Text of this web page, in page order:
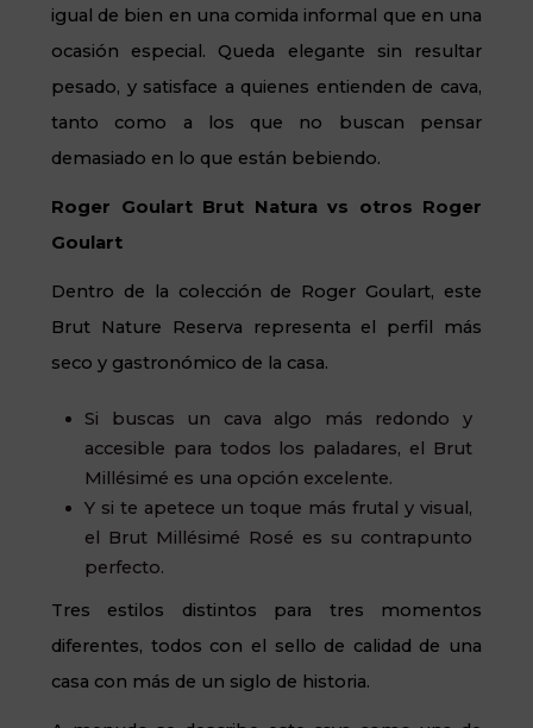
igual de bien en una comida informal que en una
ocasión especial. Queda elegante sin resultar
pesado, y satisface a quienes entienden de cava,
tanto como a los que no buscan pensar
demasiado en lo que están bebiendo.
Roger Goulart Brut Natura vs otros Roger
Goulart
Dentro de la colección de Roger Goulart, este
Brut Nature Reserva representa el perfil más
seco y gastronómico de la casa.
Si buscas un cava algo más redondo y
accesible para todos los paladares, el Brut
Millésimé es una opción excelente.
Y si te apetece un toque más frutal y visual,
el Brut Millésimé Rosé es su contrapunto
perfecto.
Tres estilos distintos para tres momentos
diferentes, todos con el sello de calidad de una
casa con más de un siglo de historia.